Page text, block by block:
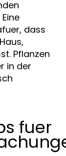
dass
Pflanzen
in der
fuer